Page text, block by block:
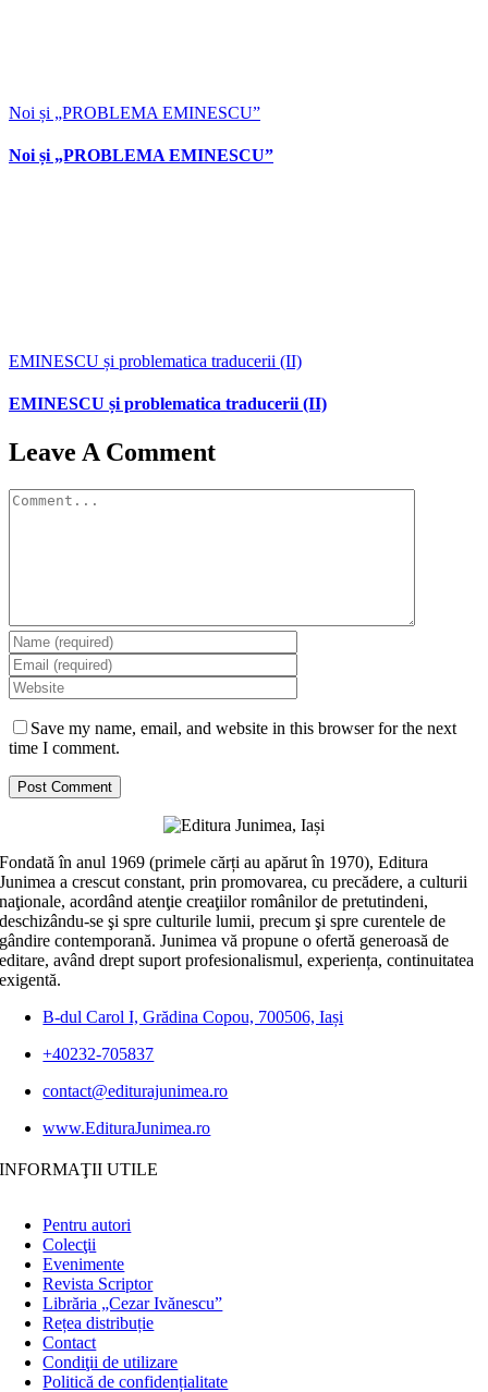
Noi și „PROBLEMA EMINESCU”
Noi și „PROBLEMA EMINESCU”
EMINESCU și problematica traducerii (II)
EMINESCU și problematica traducerii (II)
Leave A Comment
Comment
Save my name, email, and website in this browser for the next
time I comment.
Fondată în anul 1969 (primele cărți au apărut în 1970), Editura
Junimea a crescut constant, prin promovarea, cu precădere, a culturii
naţionale, acordând atenţie creaţiilor românilor de pretutindeni,
deschizându-se şi spre culturile lumii, precum şi spre curentele de
gândire contemporană. Junimea vă propune o ofertă generoasă de
editare, având drept suport profesionalismul, experiența, continuitatea
exigentă.
B-dul Carol I, Grădina Copou, 700506, Iași
+40232-705837
contact@editurajunimea.ro
www.EdituraJunimea.ro
INFORMAŢII UTILE
Pentru autori
Colecţii
Evenimente
Revista Scriptor
Librăria „Cezar Ivănescu”
Rețea distribuție
Contact
Condiţii de utilizare
Politică de confidențialitate